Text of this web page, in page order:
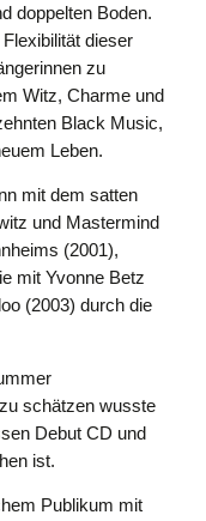
doppelten Boden.
dieser
zu
Witz, Charme und
Black Music,
Leben.
mit dem satten
und Mastermind
(2001),
mit Yvonne Betz
(2003) durch die
schätzen wusste
Debut CD und
ist.
Publikum mit